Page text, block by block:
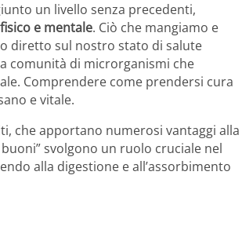
un livello senza precedenti,
e mentale. Ciò che mangiamo e
diretto sul nostro stato di salute
comunità di microrganismi che
Comprendere come prendersi cura
e vitale.
che apportano numerosi vantaggi alla
svolgono un ruolo cruciale nel
alla digestione e all’assorbimento